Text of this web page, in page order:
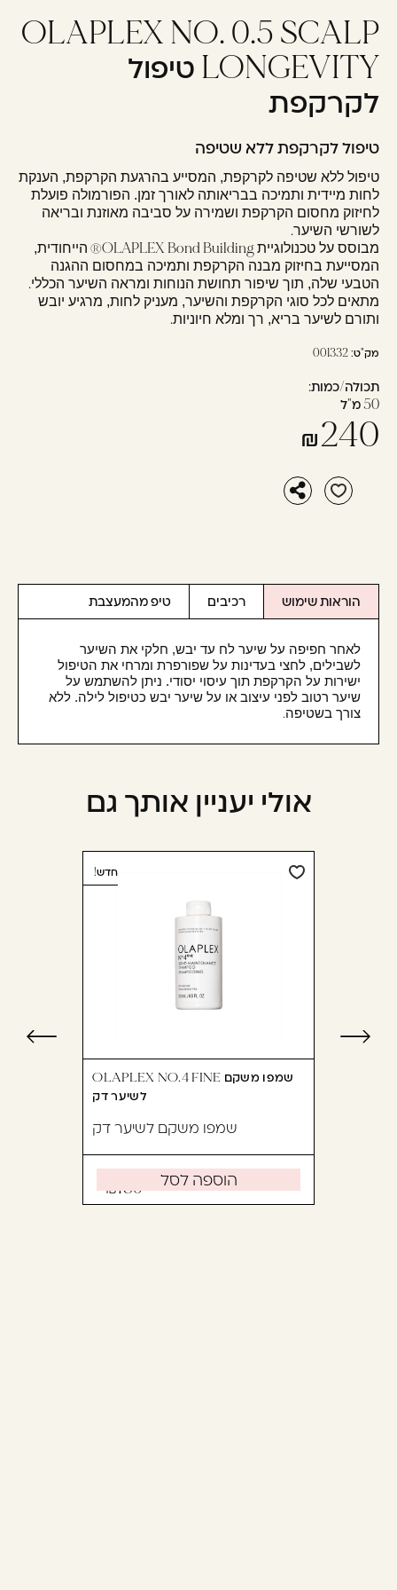
עוד לא נרשמתם? יאללה,
תצטרפו!
OLAPLEX NO. 0.5 SCALP
LONGEVITY טיפול
לקרקפת
טיפול לקרקפת ללא שטיפה
טיפול ללא שטיפה לקרקפת, המסייע בהרגעת הקרקפת, הענקת
לחות מיידית ותמיכה בבריאותה לאורך זמן. הפורמולה פועלת
לחיזוק מחסום הקרקפת ושמירה על סביבה מאוזנת ובריאה
לשורשי השיער.
מבוסס על טכנולוגיית®OLAPLEX Bond Building הייחודית,
המסייעת בחיזוק מבנה הקרקפת ותמיכה במחסום ההגנה
הטבעי שלה, תוך שיפור תחושת הנוחות ומראה השיער הכללי.
מתאים לכל סוגי הקרקפת והשיער, מעניק לחות, מרגיע יובש
ותורם לשיער בריא, רך ומלא חיוניות.
מק"ט:001332
תכולה/כמות:
50 מ"ל
240
הוראות שימוש רכיבים טיפ מהמעצבת
לאחר חפיפה על שיער לח עד יבש, חלקי את השיער
לשבילים, לחצי בעדינות על שפורפרת ומרחי את הטיפול
ישירות על הקרקפת תוך עיסוי יסודי. ניתן להשתמש על
שיער רטוב לפני עיצוב או על שיער יבש כטיפול לילה. ללא
צורך בשטיפה.
אולי יעניין אותך גם
חדש!
OLAPLEX NO.4 FINE שמפו משקם
לשיער דק
שמפו משקם לשיער דק
180 הוספה לסל